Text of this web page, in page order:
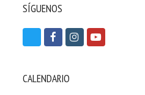
SÍGUENOS
i
c
Y
CALENDARIO